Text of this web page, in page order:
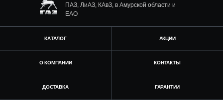
ПАЗ, ЛиАЗ, КАвЗ, в Амурской области и
ЕАО
КАТАЛОГ АКЦИИ
О КОМПАНИИ КОНТАКТЫ
ДОСТАВКА ГАРАНТИИ